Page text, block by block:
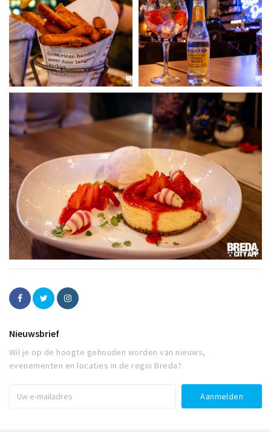
Nieuwsbrief
Wil je op de hoogte gehouden worden van nieuws,
evenementen en locaties in de regio Breda?